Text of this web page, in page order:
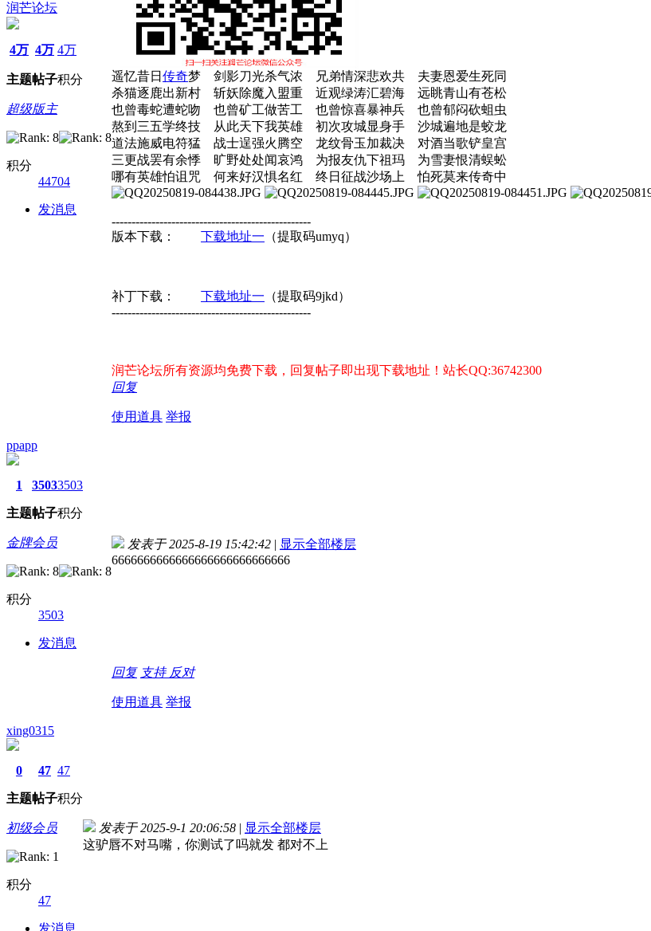
润芒论坛
4万
主题
4万
帖子
4万
积分
超级版主
积分
44704
发消息
遥忆昔日 传奇梦 剑影刀光杀气浓 兄弟情深悲欢共 夫妻恩爱生死同
杀猫逐鹿出新村 斩妖除魔入盟重 近观绿涛汇碧海 远眺青山有苍松
也曾毒蛇遭蛇吻 也曾矿工做苦工 也曾惊喜暴神兵 也曾郁闷砍蛆虫
熬到三五学终技 从此天下我英雄 初次攻城显身手 沙城遍地是蛟龙
道法施威电符猛 战士逞强火腾空 龙纹骨玉加裁决 对酒当歌铲皇宫
三更战罢有余悸 旷野处处闻哀鸿 为报友仇下祖玛 为雪妻恨清蜈蚣
哪有英雄怕诅咒 何来好汉惧名红 终日征战沙场上 怕死莫来传奇中
--------------------------------------------------
版本下载： 下载地址一 （提取码umyq）
补丁下载： 下载地址一 （提取码9jkd）
--------------------------------------------------
润芒论坛所有资源均免费下载，回复帖子即出现下载地址！站长QQ:36742300
回复
使用道具 举报
ppapp
1
主题
3503
帖子
3503
积分
金牌会员
积分
3503
发消息
发表于 2025-8-19 15:42:42 | 显示全部楼层
6666666666666666666666666666
回复 支持 反对
使用道具 举报
xing0315
0
主题
47
帖子
47
积分
初级会员
积分
47
发消息
发表于 2025-9-1 20:06:58 | 显示全部楼层
这驴唇不对马嘴，你测试了吗就发 都对不上